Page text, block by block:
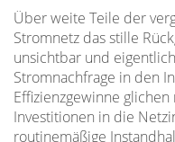
Über weite Teile der
Stromnetz das stille
unsichtbar und
Stromnachfrage in den
Effizienzgewinne
Investitionen in die
routinemäßige